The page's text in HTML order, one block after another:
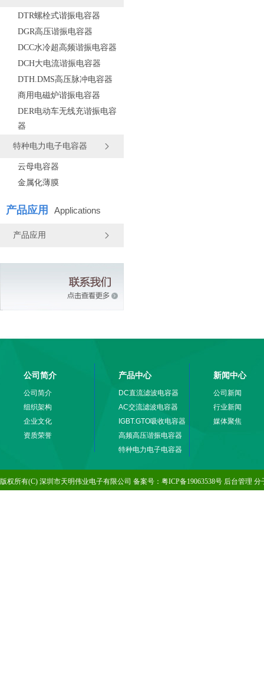
DTR螺栓式谐振电容器
DGR高压谐振电容器
DCC水冷超高频谐振电容器
DCH大电流谐振电容器
DTH.DMS高压脉冲电容器
商用电磁炉谐振电容器
DER电动车无线充谐振电容
器
特种电力电子电容器
云母电容器
金属化薄膜
产品应用 Applications
产品应用
公司简介
公司简介
组织架构
企业文化
资质荣誉
产品中心
DC直流滤波电容器
AC交流滤波电容器
IGBT.GTO吸收电容器
高频高压谐振电容器
特种电力电子电容器
新闻中心
公司新闻
行业新闻
媒体聚焦
版权所有(C) 深圳市天明伟业电子有限公司 备案号： 粤ICP备19063538号 后台管理 分